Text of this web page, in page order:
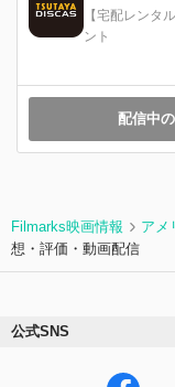
【宅配レンタ
ント
配信中
Filmarks映画情報 アメ
想・評価・動画配信
公式SNS